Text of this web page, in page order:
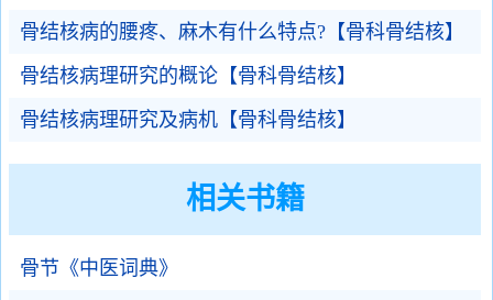
骨结核病的腰疼、麻木有什么特点?【骨科骨结核】
骨结核病理研究的概论【骨科骨结核】
骨结核病理研究及病机【骨科骨结核】
相关书籍
骨节《中医词典》